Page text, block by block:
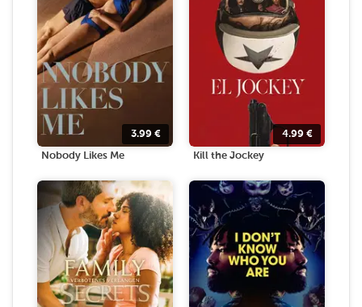
3.99 €
Nobody Likes Me
4.99 €
Kill the Jockey